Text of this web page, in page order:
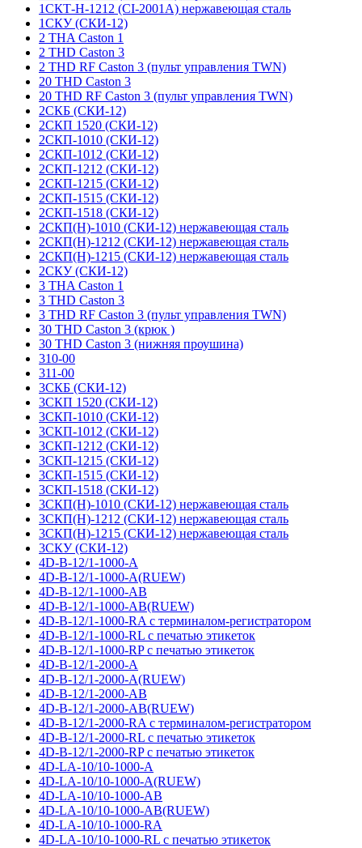
1СКТ-Н-1212 (CI-2001A) нержавеющая сталь
1СКУ (СКИ-12)
2 THA Caston 1
2 THD Caston 3
2 THD RF Caston 3 (пульт управления TWN)
20 THD Caston 3
20 THD RF Caston 3 (пульт управления TWN)
2СКБ (СКИ-12)
2СКП 1520 (СКИ-12)
2СКП-1010 (СКИ-12)
2СКП-1012 (СКИ-12)
2СКП-1212 (СКИ-12)
2СКП-1215 (СКИ-12)
2СКП-1515 (СКИ-12)
2СКП-1518 (СКИ-12)
2СКП(Н)-1010 (СКИ-12) нержавеющая сталь
2СКП(Н)-1212 (СКИ-12) нержавеющая сталь
2СКП(Н)-1215 (СКИ-12) нержавеющая сталь
2СКУ (СКИ-12)
3 THA Caston 1
3 THD Caston 3
3 THD RF Caston 3 (пульт управления TWN)
30 THD Caston 3 (крюк )
30 THD Caston 3 (нижняя проушина)
310-00
311-00
3СКБ (СКИ-12)
3СКП 1520 (СКИ-12)
3СКП-1010 (СКИ-12)
3СКП-1012 (СКИ-12)
3СКП-1212 (СКИ-12)
3СКП-1215 (СКИ-12)
3СКП-1515 (СКИ-12)
3СКП-1518 (СКИ-12)
3СКП(Н)-1010 (СКИ-12) нержавеющая сталь
3СКП(Н)-1212 (СКИ-12) нержавеющая сталь
3СКП(Н)-1215 (СКИ-12) нержавеющая сталь
3СКУ (СКИ-12)
4D-B-12/1-1000-A
4D-B-12/1-1000-A(RUEW)
4D-B-12/1-1000-AB
4D-B-12/1-1000-AB(RUEW)
4D-B-12/1-1000-RA с терминалом-регистратором
4D-B-12/1-1000-RL с печатью этикеток
4D-B-12/1-1000-RP с печатью этикеток
4D-B-12/1-2000-A
4D-B-12/1-2000-A(RUEW)
4D-B-12/1-2000-AB
4D-B-12/1-2000-AB(RUEW)
4D-B-12/1-2000-RA с терминалом-регистратором
4D-B-12/1-2000-RL с печатью этикеток
4D-B-12/1-2000-RP с печатью этикеток
4D-LA-10/10-1000-A
4D-LA-10/10-1000-A(RUEW)
4D-LA-10/10-1000-AB
4D-LA-10/10-1000-AB(RUEW)
4D-LA-10/10-1000-RA
4D-LA-10/10-1000-RL с печатью этикеток